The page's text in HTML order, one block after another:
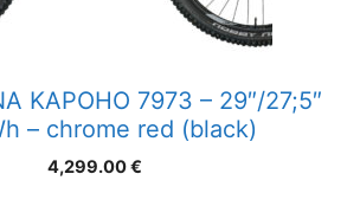
KAPOHO 7973 – 29″/27;5″
– chrome red (black)
4,299.00€